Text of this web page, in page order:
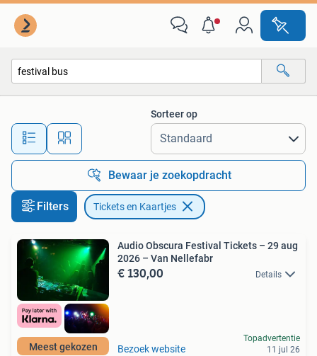
Alle afstanden…
Sorteer op
Bewaar je zoekopdracht
Filters Tickets en Kaartjes
Meest gekozen
Audio Obscura Festival Tickets – 29 aug
2026 – Van Nellefabr
€ 130,00 Details
Bezoek website
Topadvertentie
11 jul 26